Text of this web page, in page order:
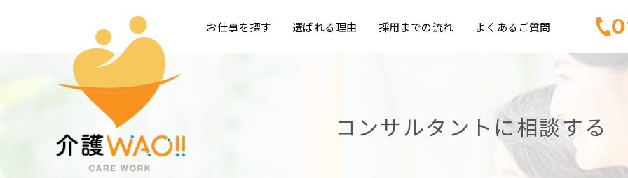
お仕事を探す 選ばれる理由 採用までの流れ よくあるご質問
コンサルタントに相談する